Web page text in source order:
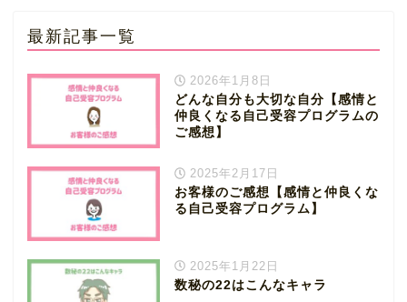
最新記事一覧
2026年1月8日
どんな自分も大切な自分【感情と
仲良くなる自己受容プログラムの
ご感想】
2025年2月17日
お客様のご感想【感情と仲良くな
る自己受容プログラム】
2025年1月22日
数秘の22はこんなキャラ